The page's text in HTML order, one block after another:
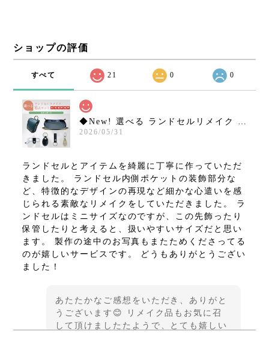
ショップの評価
すべて 21 0 0
◆New! 選べる ランドセルリメイク 6点セット ミニランドセル など【スタンダードコース】15,800円 往復送料無料！
2026/05/31
ランドセルとアイテムを綺麗に丁寧に作っていただ
きました。 ランドセル内側ポケットの装飾部分な
ど、特徴的なデザインの再現など細かな心遣いを感
じられる素敵なリメイクをしていただきました。 ラ
ンドセルはミニサイズなのですが、この先飾ったり
保管したりと考えると、扱いやすいサイズだと思い
ます。 製作の途中のお写真もまたためくださってる
のが嬉しいサービスです。 どうもありがとうござい
ました！
あたたかなご感想をいただき、ありがと
うございます😊 リメイク品もお気に召
して頂けましたたようで、とても嬉しい